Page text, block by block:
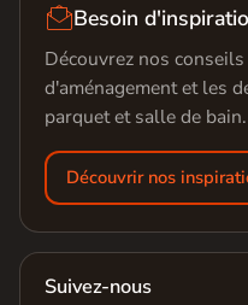
Besoin
Découvrez nos
d'aménagement et les
parquet et salle de bain.
Découvrir nos
Suivez-nous